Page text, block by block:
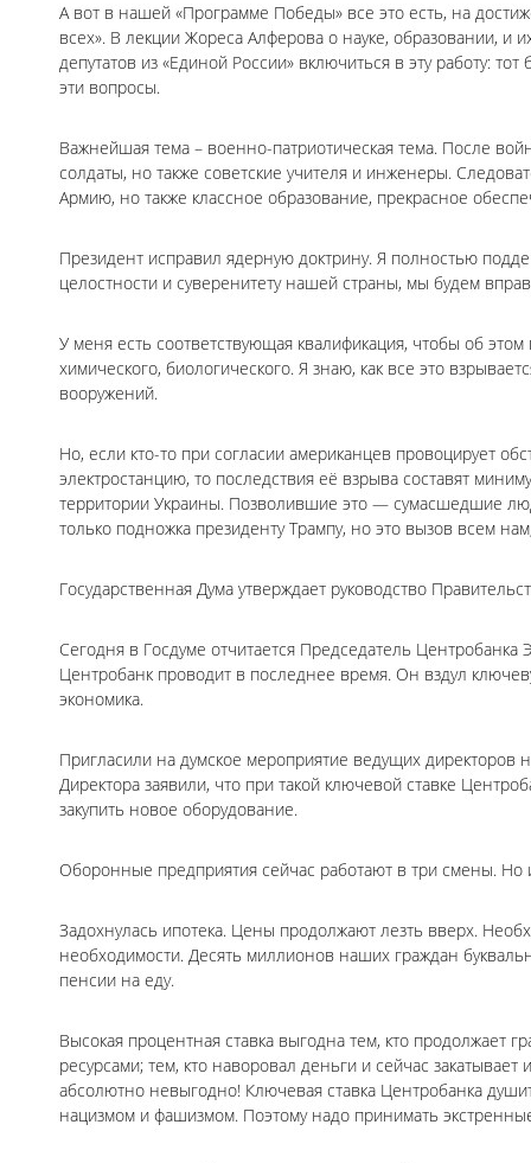
А вот в нашей «Программе Победы» все это есть, на
всех». В лекции Жореса Алферова о науке, образовании, и
депутатов из «Единой России» включиться в эту работу:
эти вопросы.
Важнейшая тема – военно-патриотическая тема. После
солдаты, но также советские учителя и инженеры.
Армию, но также классное образование, прекрасное
Президент исправил ядерную доктрину. Я полностью
целостности и суверенитету нашей страны, мы будем
У меня есть соответствующая квалификация, чтобы об
химического, биологического. Я знаю, как все это
вооружений.
Но, если кто-то при согласии американцев провоцирует
электростанцию, то последствия её взрыва составят
территории Украины. Позволившие это — сумасшедшие
только подножка президенту Трампу, но это вызов всем
Государственная Дума утверждает руководство
Сегодня в Госдуме отчитается Председатель
Центробанк проводит в последнее время. Он вздул
экономика.
Пригласили на думское мероприятие ведущих директоров
Директора заявили, что при такой ключевой ставке
закупить новое оборудование.
Оборонные предприятия сейчас работают в три смены. Но
Задохнулась ипотека. Цены продолжают лезть вверх.
необходимости. Десять миллионов наших граждан
пенсии на еду.
Высокая процентная ставка выгодна тем, кто
ресурсами; тем, кто наворовал деньги и сейчас
абсолютно невыгодно! Ключевая ставка Центробанка
нацизмом и фашизмом. Поэтому надо принимать